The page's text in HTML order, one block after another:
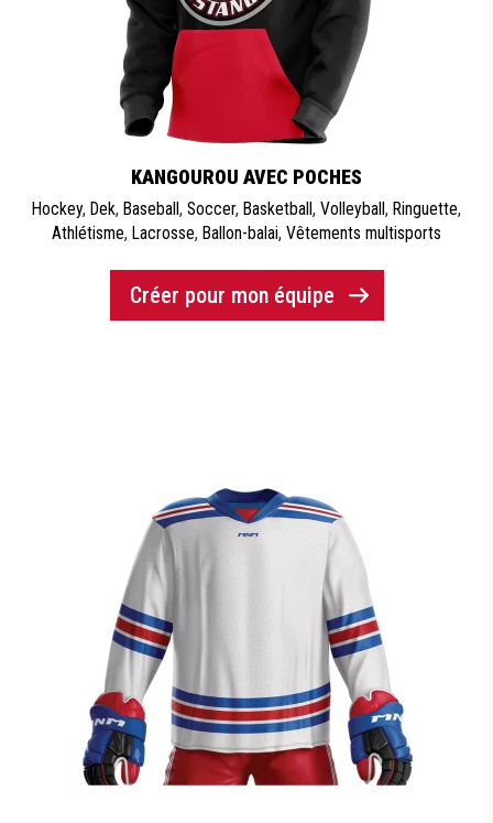
KANGOUROU AVEC POCHES
Hockey, Dek, Baseball, Soccer, Basketball, Volleyball, Ringuette,
Athlétisme, Lacrosse, Ballon-balai, Vêtements multisports
Créer pour mon équipe